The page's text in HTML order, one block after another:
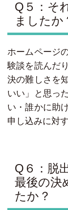
Q５：そ
ましたか
ホームページ
験談を読んだ
決の難しさを
いい」と思っ
い・誰かに助
申し込みに対
Q６：脱
最後の決
たか？